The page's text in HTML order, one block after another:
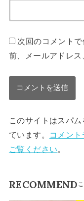
次回のコメント
前、メールアドレス
このサイトはスパ
ています。
コメン
ご覧ください
RECOMMEND